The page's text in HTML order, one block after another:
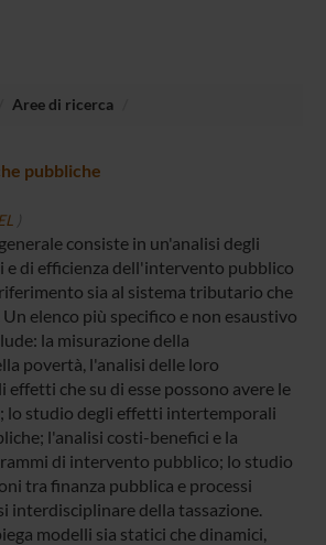
Aree di ricerca
pubbliche
consiste in un'analisi degli
di efficienza dell'intervento pubblico
sia al sistema tributario che
elenco più specifico e non esaustivo
la misurazione della
povertà, l'analisi delle loro
effetti che su di esse possono avere le
lo studio degli effetti intertemporali
l'analisi costi-benefici e la
di intervento pubblico; lo studio
tra finanza pubblica e processi
interdisciplinare della tassazione.
modelli sia statici che dinamici,